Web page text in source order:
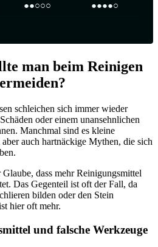
●●○○○ ●●●●○
man beim Reinigen
schleichen sich immer wieder
oder einem unansehnlichen
Manchmal sind es kleine
auch hartnäckige Mythen, die sich
dass mehr Reinigungsmittel
Das Gegenteil ist oft der Fall, da
bilden oder den Stein
hier oft mehr.
und falsche Werkzeuge